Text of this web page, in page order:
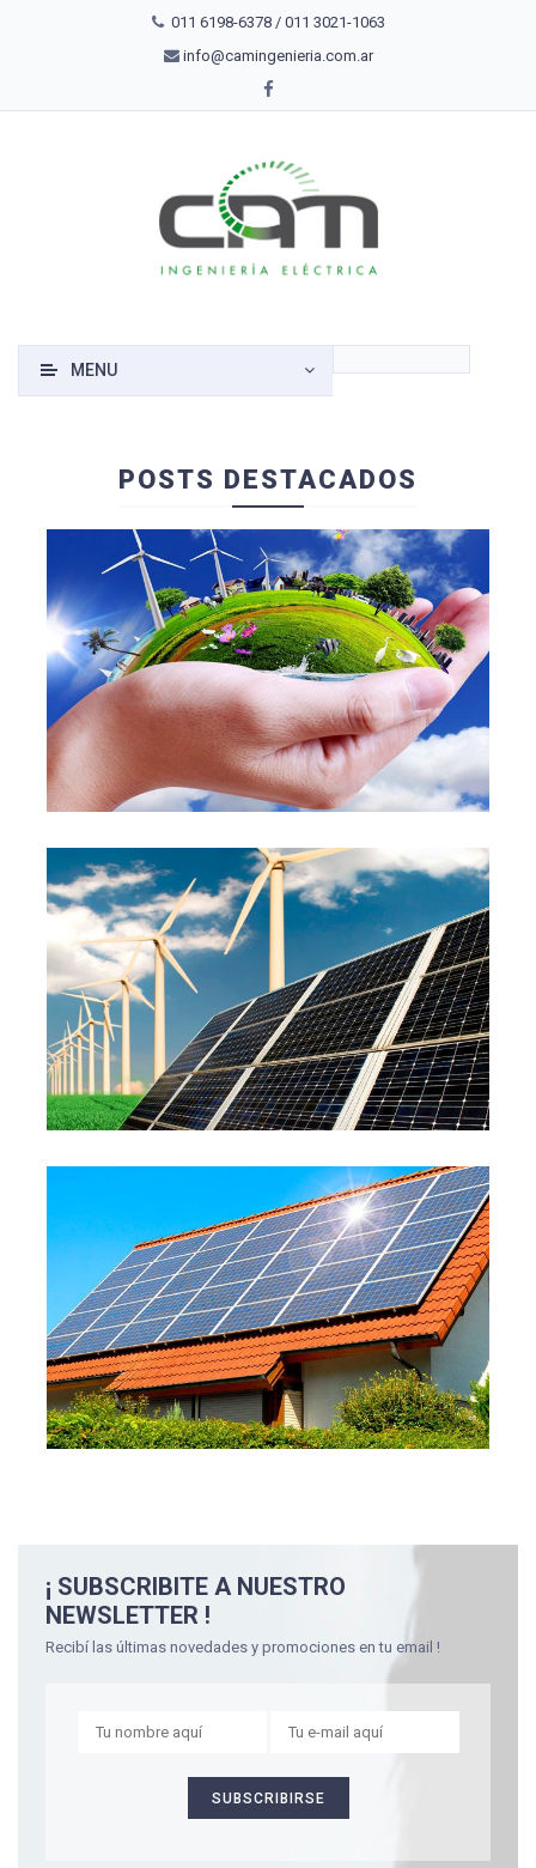
011 6198-6378 / 011 3021-1063
info@camingenieria.com.ar
MENU
POSTS DESTACADOS
¡ SUBSCRIBITE A NUESTRO
NEWSLETTER !
Recibí las últimas novedades y promociones en tu email !